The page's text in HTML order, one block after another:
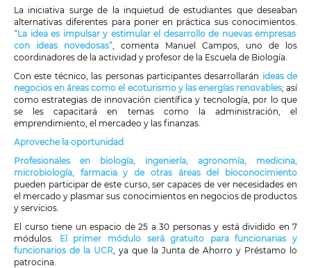
La iniciativa surge de la inquietud de estudiantes que deseaban
alternativas diferentes para poner en práctica sus conocimientos.
“La idea es impulsar y estimular el desarrollo de nuevas empresas
con ideas novedosas” , comenta Manuel Campos, uno de los
coordinadores de la actividad y profesor de la Escuela de Biología.
Con este técnico, las personas participantes desarrollarán ideas de
negocios en áreas como el ecoturismo y las energías renovables; así
como estrategias de innovación científica y tecnología, por lo que
se les capacitará en temas como la administración, el
emprendimiento, el mercadeo y las finanzas.
Aproveche la oportunidad
Profesionales en biología, ingeniería, agronomía, medicina,
microbiología, farmacia y de otras áreas del bioconocimiento
pueden participar de este curso, ser capaces de ver necesidades en
el mercado y plasmar sus conocimientos en negocios de productos
y servicios.
El curso tiene un espacio de 25 a 30 personas y está dividido en 7
módulos. El primer módulo será gratuito para funcionarias y
funcionarios de la UCR , ya que la Junta de Ahorro y Préstamo lo
patrocina.